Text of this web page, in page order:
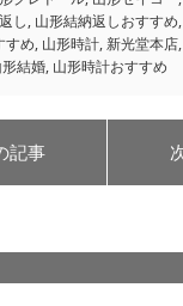
し, 山形結納返しおすすめ,
すめ, 山形時計,新光堂本店,
形結婚, 山形時計おすすめ